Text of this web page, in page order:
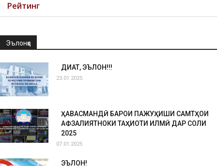
Рейтинг
Эълонҳо
ДИҚҚАТ, ЭЪЛОН!!!
23.01.2025
ҲАВАСМАНДӢ БАРОИ ПАЖУҲИШИ САМТҲОИ
АФЗАЛИЯТНОКИ ТАҲҚИҚОТИ ИЛМӢ ДАР СОЛИ
2025
07.01.2025
ЭЪЛОН!